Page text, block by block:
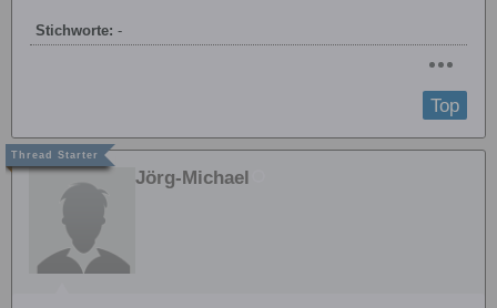
Stichworte: -
Top
Jörg-Michael